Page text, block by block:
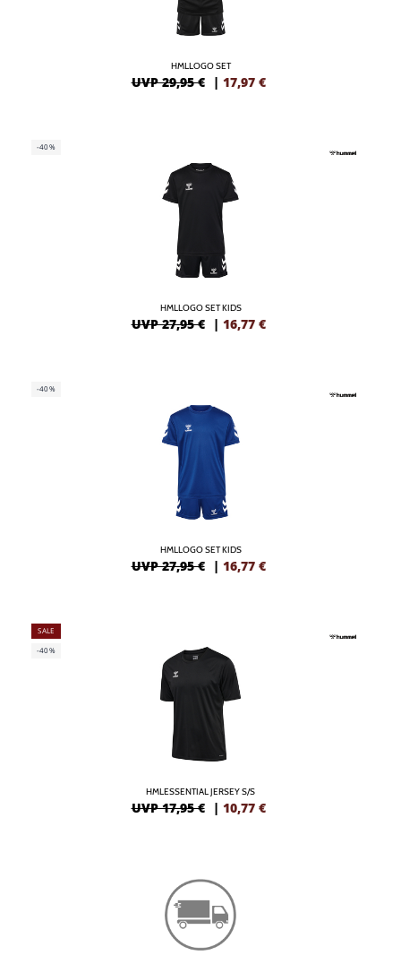
HMLLOGO SET
UVP 29,95 € | 17,97 €
-40%
HMLLOGO SET KIDS
UVP 27,95 € | 16,77 €
-40%
HMLLOGO SET KIDS
UVP 27,95 € | 16,77 €
SALE
-40%
HMLESSENTIAL JERSEY S/S
UVP 17,95 € | 10,77 €